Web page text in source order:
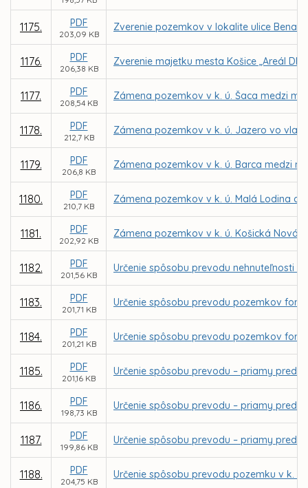
1175. PDF
203,09 KB
Zverenie pozemkov v lokalite ulice
1176. PDF
206,38 KB
Zverenie majetku mesta Košice „Areál
1177. PDF
208,54 KB
Zámena pozemkov v k. ú. Šaca medzi
1178. PDF
212,7 KB
Zámena pozemkov v k. ú. Jazero vo
1179. PDF
206,8 KB
Zámena pozemkov v k. ú. Barca medzi
1180. PDF
210,7 KB
Zámena pozemkov v k. ú. Malá Lodina a
1181. PDF
202,92 KB
Zámena pozemkov v k. ú. Košická Nová
1182. PDF
201,56 KB
Určenie spôsobu prevodu nehnuteľnosti -
1183. PDF
201,71 KB
Určenie spôsobu prevodu pozemkov
1184. PDF
201,21 KB
Určenie spôsobu prevodu pozemkov
1185. PDF
201,16 KB
Určenie spôsobu prevodu – priamy
1186. PDF
198,73 KB
Určenie spôsobu prevodu – priamy
1187. PDF
199,86 KB
Určenie spôsobu prevodu – priamy
1188. PDF
204,75 KB
Určenie spôsobu prevodu pozemku v k.